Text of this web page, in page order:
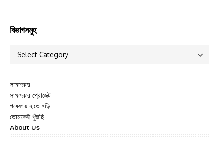
বিভাগসমুহ
সাক্ষাৎকার
সাক্ষাৎকার প্রোজেক্ট
গবেষণায় হাতে খড়ি
তোমাকেই খুঁজছি
About Us